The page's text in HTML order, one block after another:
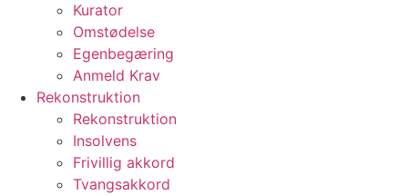
Kurator
Omstødelse
Egenbegæring
Anmeld Krav
Rekonstruktion
Rekonstruktion
Insolvens
Frivillig akkord
Tvangsakkord